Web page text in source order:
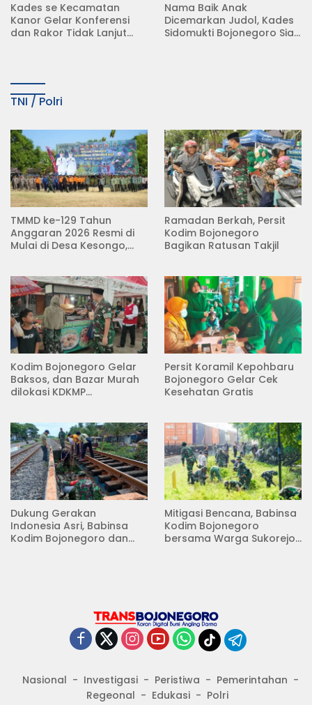
Kades se Kecamatan
Kanor Gelar Konferensi
dan Rakor Tidak Lanjut
Nama Baik Anak
Dicemarkan Judol, Kades
Sidomukti Bojonegoro Siap
TNI / Polri
TMMD ke-129 Tahun
Anggaran 2026 Resmi di
Mulai di Desa Kesongo,
Ramadan Berkah, Persit
Kodim Bojonegoro
Bagikan Ratusan Takjil
Kodim Bojonegoro Gelar
Baksos, dan Bazar Murah
dilokasi KDKMP
Persit Koramil Kepohbaru
Bojonegoro Gelar Cek
Kesehatan Gratis
Dukung Gerakan
Indonesia Asri, Babinsa
Kodim Bojonegoro dan
Mitigasi Bencana, Babinsa
Kodim Bojonegoro
bersama Warga Sukorejo
Nasional Investigasi Peristiwa
Pemerintahan
Regeonal
Edukasi Polri